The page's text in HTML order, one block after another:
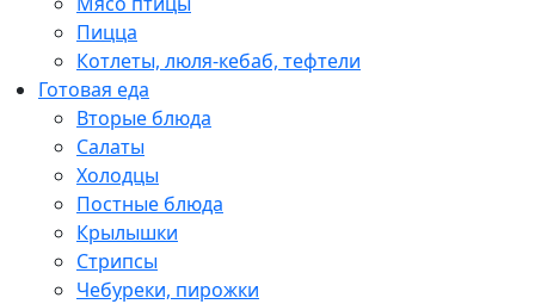
Пицца
Котлеты, люля-кебаб, тефтели
Готовая еда
Вторые блюда
Салаты
Холодцы
Постные блюда
Крылышки
Стрипсы
Чебуреки, пирожки